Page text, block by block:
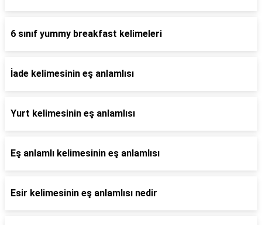
6 sınıf yummy breakfast kelimeleri
İade kelimesinin eş anlamlısı
Yurt kelimesinin eş anlamlısı
Eş anlamlı kelimesinin eş anlamlısı
Esir kelimesinin eş anlamlısı nedir